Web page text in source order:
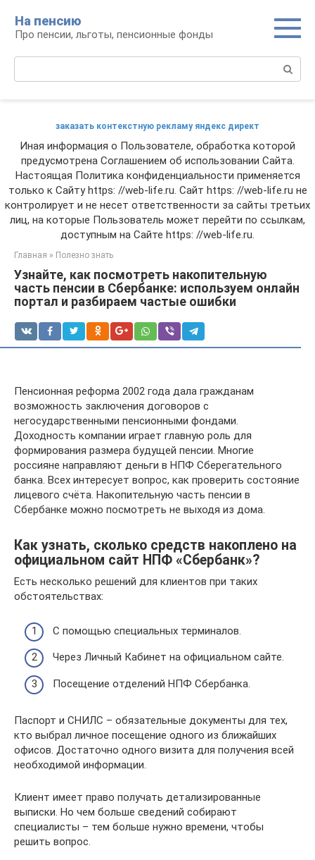
контенту
На пенсию
Про пенсии, льготы, пенсионные фонды
заказать контекстную рекламу яндекс директ
Иная информация о Пользователе, обработка которой
предусмотрена Соглашением об использовании Сайта.
Настоящая Политика конфиденциальности применяется
только к Сайту https: //web-life.ru. Сайт https: //web-life.ru не
контролирует и не несет ответственности за сайты третьих
лиц, на которые Пользователь может перейти по ссылкам,
доступным на Сайте https: //web-life.ru.
Главная » Полезно знать
Узнайте, как посмотреть накопительную
часть пенсии в Сбербанке: используем онлайн
портал и разбираем частые ошибки
Пенсионная реформа 2002 года дала гражданам
возможность заключения договоров с
негосударственными пенсионными фондами.
Доходность компании играет главную роль для
формирования размера будущей пенсии. Многие
россияне направляют деньги в НПФ Сберегательного
банка. Всех интересует вопрос, как проверить состояние
лицевого счёта. Накопительную часть пенсии в
Сбербанке можно посмотреть не выходя из дома.
Как узнать, сколько средств накоплено на
официальном сайт НПФ «Сбербанк»?
Есть несколько решений для клиентов при таких
обстоятельствах:
С помощью специальных терминалов.
Через Личный Кабинет на официальном сайте.
Посещение отделений НПФ Сбербанка.
Паспорт и СНИЛС – обязательные документы для тех,
кто выбрал личное посещение одного из ближайших
офисов. Достаточно одного визита для получения всей
необходимой информации.
Клиент имеет право получать детализированные
выписки. Но чем больше сведений собирают
специалисты – тем больше нужно времени, чтобы
решить вопрос.